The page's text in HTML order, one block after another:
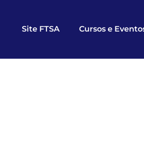
Site FTSA Cursos e